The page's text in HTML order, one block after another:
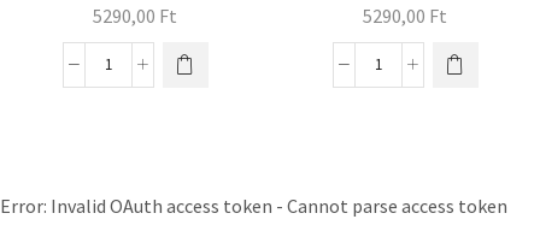
5290,00 Ft 5290,00 Ft
Error: Invalid OAuth access token - Cannot parse access token